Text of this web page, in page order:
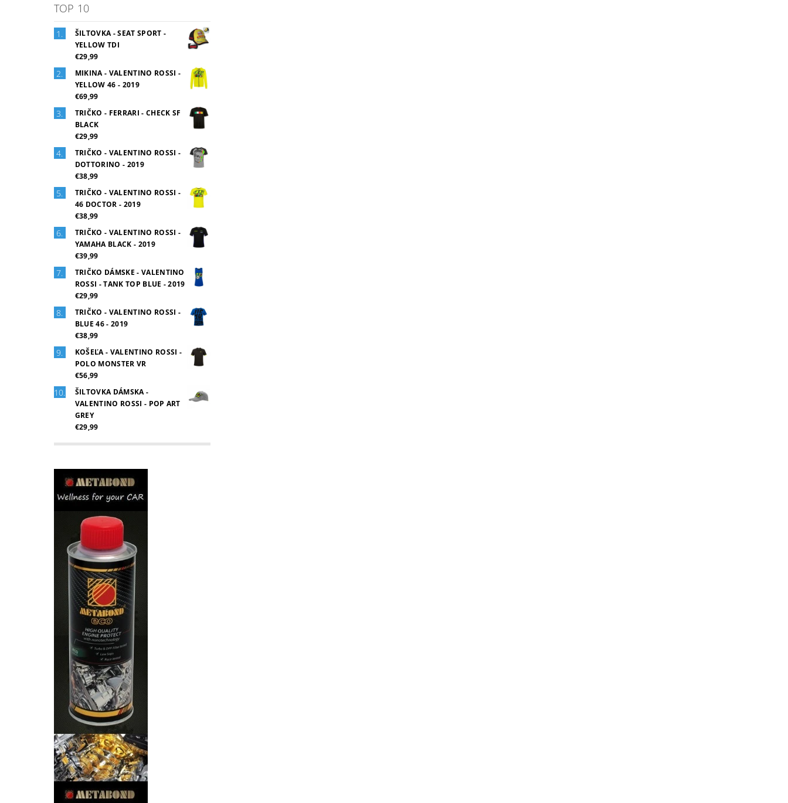
TOP 10
ŠILTOVKA - SEAT SPORT -
YELLOW TDI
€29,99
MIKINA - VALENTINO ROSSI -
YELLOW 46 - 2019
€69,99
TRIČKO - FERRARI - CHECK SF
BLACK
€29,99
TRIČKO - VALENTINO ROSSI -
DOTTORINO - 2019
€38,99
TRIČKO - VALENTINO ROSSI -
46 DOCTOR - 2019
€38,99
TRIČKO - VALENTINO ROSSI -
YAMAHA BLACK - 2019
€39,99
TRIČKO DÁMSKE - VALENTINO
ROSSI - TANK TOP BLUE - 2019
€29,99
TRIČKO - VALENTINO ROSSI -
BLUE 46 - 2019
€38,99
KOŠEĽA - VALENTINO ROSSI -
POLO MONSTER VR
€56,99
ŠILTOVKA DÁMSKA -
VALENTINO ROSSI - POP ART
GREY
€29,99